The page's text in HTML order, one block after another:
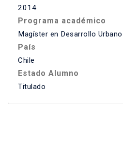
2014
Programa académico
Magíster en Desarrollo Urbano
País
Chile
Estado Alumno
Titulado